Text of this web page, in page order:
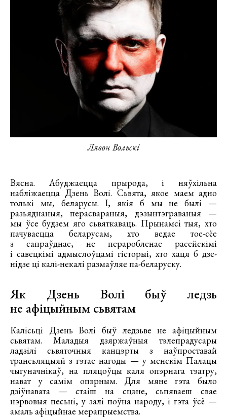
Лявон Вольскі
Вясна. Абуджаецца прырода, і няўхільна
набліжаецца Дзень Волі. Сьвята, якое маем адно
толькі мы, беларусы. І, якія б мы не былі —
разьяднаныя, перасвараныя, дэзынтэграваныя —
мы ўсе будзем яго сьвяткаваць. Прынамсі тыя, хто
пачуваецца беларусам, хто ведае тое-сёе
з сапраўднае, не пераробленае расейскімі
і савецкімі адмыслоўцамі гісторыі, хто хаця б дзе-
нідзе ці калі-некалі размаўляе па-беларуску.
Як Дзень Волі быў ледзь
не афіцыйным сьвятам
Калісьці Дзень Волі быў ледзьве не афіцыйным
сьвятам. Маладыя дзяржаўныя тэлепрадусары
ладзілі сьвяточныя канцэрты з наўпроставай
трансьляцыяй з гэтае нагоды — у менскім Палацы
чыгуначнікаў, на пляцоўцы каля опэрнага тэатру,
нават у самім опэрным. Для мяне гэта было
дзіўнавата — стаіш на сцэне, сьпяваеш свае
нэрвовыя песьні, у залі поўна народу, і гэта ўсё —
амаль афіцыйнае мерапрыемства.